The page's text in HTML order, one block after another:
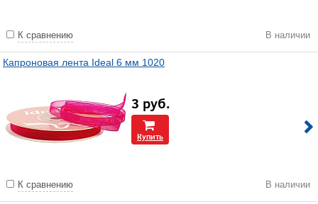
К сравнению В наличии
Капроновая лента Ideal 6 мм 1020
3 руб.
Купить
К сравнению В наличии